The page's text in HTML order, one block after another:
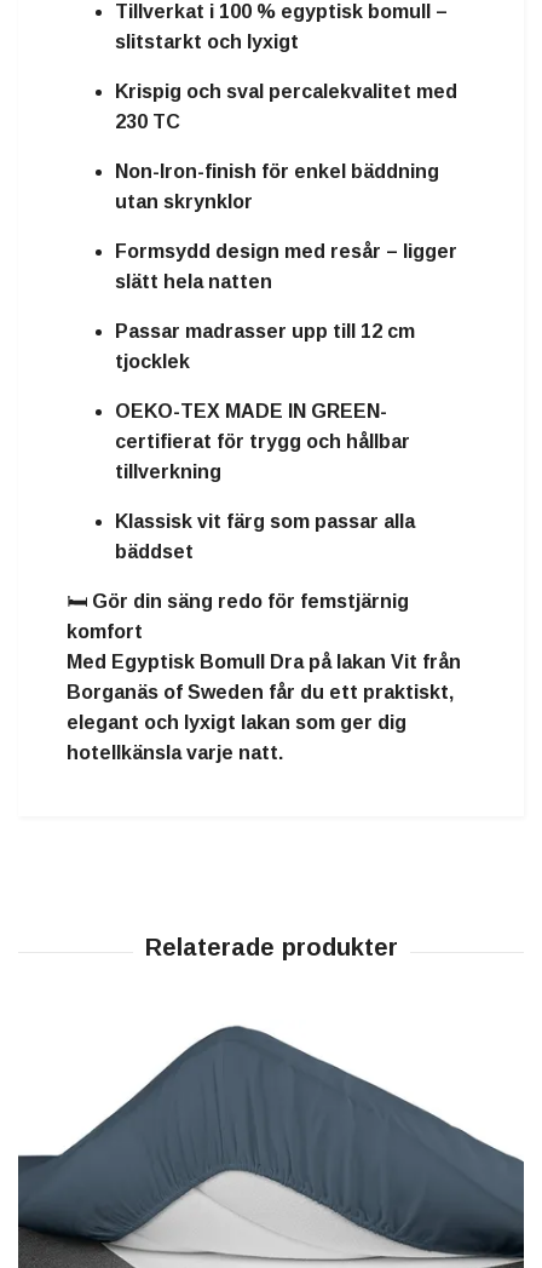
Tillverkat i 100 % egyptisk bomull –
slitstarkt och lyxigt
Krispig och sval percalekvalitet med
230 TC
Non-Iron-finish för enkel bäddning
utan skrynklor
Formsydd design med resår – ligger
slätt hela natten
Passar madrasser upp till 12 cm
tjocklek
OEKO-TEX MADE IN GREEN-
certifierat för trygg och hållbar
tillverkning
Klassisk vit färg som passar alla
bäddset
🛏️ Gör din säng redo för femstjärnig
komfort
Med Egyptisk Bomull Dra på lakan Vit från
Borganäs of Sweden får du ett praktiskt,
elegant och lyxigt lakan som ger dig
hotellkänsla varje natt.